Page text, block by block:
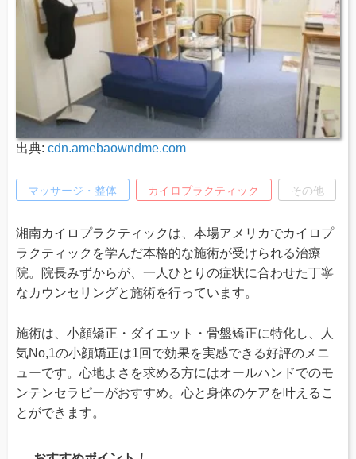
出典: cdn.amebaowndme.com
マッサージ・整体 カイロプラクティック その他
湘南カイロプラクティックは、本場アメリカでカイロプ
ラクティックを学んだ本格的な施術が受けられる治療
院。院長みずからが、一人ひとりの症状に合わせた丁寧
なカウンセリングと施術を行っています。
施術は、小顔矯正・ダイエット・骨盤矯正に特化し、人
気No,1の小顔矯正は1回で効果を実感できる好評のメニ
ューです。心地よさを求める方にはオールハンドでのモ
ンテンセラピーがおすすめ。心と身体のケアを叶えるこ
とができます。